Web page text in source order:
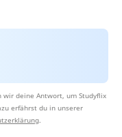
wir deine Antwort, um Studyflix
erfährst du in unserer
.